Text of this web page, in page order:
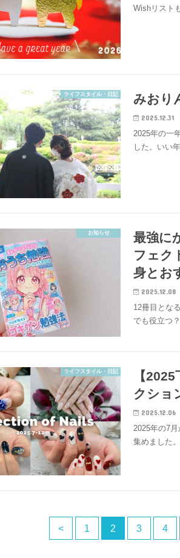
Wishリスト
ライフスタイル・日記 みおり
2025.12.31
2025年の一
した。いい
お知らせ
最強に
フェク
身とお
2025.12.08
12冊目とな
でも役立つ
ライフスタイル・日記
【
クショ
2025.12.06
2025年の7
集めました
< 1 2 3 4